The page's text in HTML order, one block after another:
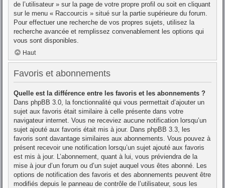
de l’utilisateur » sur la page de votre propre profil ou soit en cliquant
sur le menu « Raccourcis » situé sur la partie supérieure du forum.
Pour effectuer une recherche de vos propres sujets, utilisez la
recherche avancée et remplissez convenablement les options qui
vous sont disponibles.
Haut
Favoris et abonnements
Quelle est la différence entre les favoris et les abonnements ?
Dans phpBB 3.0, la fonctionnalité qui vous permettait d’ajouter un
sujet aux favoris était similaire à celle présente dans votre
navigateur internet. Vous ne receviez aucune notification lorsqu’un
sujet ajouté aux favoris était mis à jour. Dans phpBB 3.3, les
favoris sont davantage similaires aux abonnements. Vous pouvez à
présent recevoir une notification lorsqu’un sujet ajouté aux favoris
est mis à jour. L’abonnement, quant à lui, vous préviendra de la
mise à jour d’un forum ou d’un sujet auquel vous êtes abonné. Les
options de notification des favoris et des abonnements peuvent être
modifiés depuis le panneau de contrôle de l’utilisateur, sous les